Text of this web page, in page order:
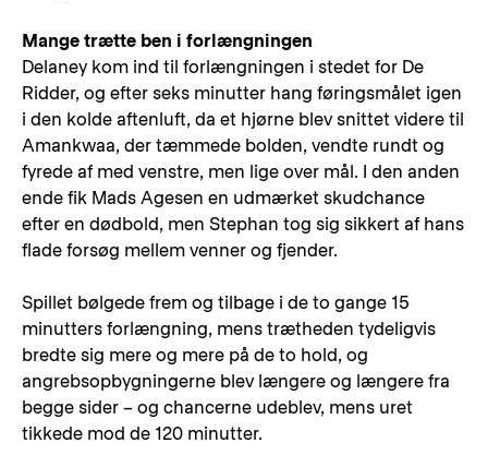
Mange trætte ben i forlængningen
Delaney kom ind til forlængningen i stedet for De
Ridder, og efter seks minutter hang føringsmålet igen
i den kolde aftenluft, da et hjørne blev snittet videre til
Amankwaa, der tæmmede bolden, vendte rundt og
fyrede af med venstre, men lige over mål. I den anden
ende fik Mads Agesen en udmærket skudchance
efter en dødbold, men Stephan tog sig sikkert af hans
flade forsøg mellem venner og fjender.
Spillet bølgede frem og tilbage i de to gange 15
minutters forlængning, mens trætheden tydeligvis
bredte sig mere og mere på de to hold, og
angrebsopbygningerne blev længere og længere fra
begge sider – og chancerne udeblev, mens uret
tikkede mod de 120 minutter.